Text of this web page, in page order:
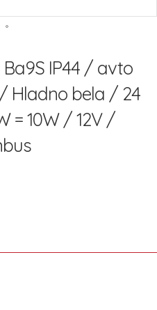
IP44 / avto
Hladno bela / 24
= 10W / 12V /